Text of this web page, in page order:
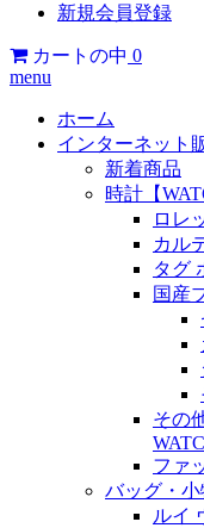
新規会員登録
カートの中 0
menu
ホーム
インターネット
新着商品
時計【
ロレ
カル
タグ
国産
その
ファ
バッグ・小
ルイ